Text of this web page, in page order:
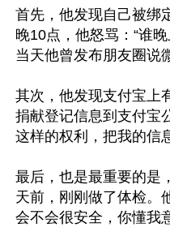
首先，他发现自己被绑
晚10点，他怒骂：“谁
当天他曾发布朋友圈说
其次，他发现支付宝上
捐献登记信息到支付宝
这样的权利，把我的信
最后，也是最重要的是
天前，刚刚做了体检。
会不会很安全，你懂